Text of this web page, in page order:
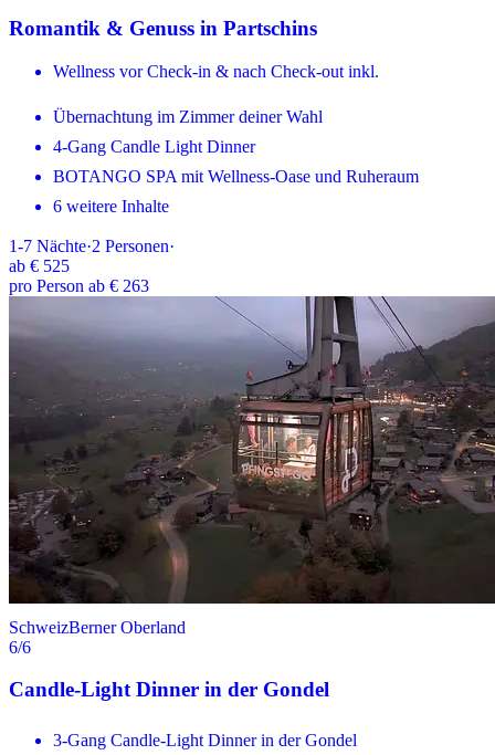
Romantik & Genuss in Partschins
Wellness vor Check-in & nach Check-out inkl.
Übernachtung im Zimmer deiner Wahl
4-Gang Candle Light Dinner
BOTANGO SPA mit Wellness-Oase und Ruheraum
6 weitere Inhalte
1-7 Nächte·2 Personen·
ab € 525
pro Person ab € 263
SchweizBerner Oberland
6/6
Candle-Light Dinner in der Gondel
3-Gang Candle-Light Dinner in der Gondel